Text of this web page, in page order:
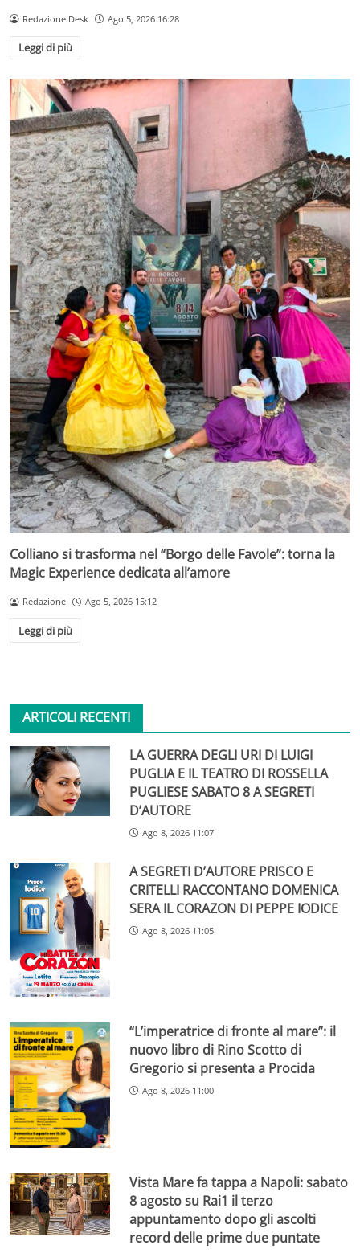
Redazione Desk Ago 5, 2026 16:28
Leggi di più
Colliano si trasforma nel “Borgo delle Favole”: torna la
Magic Experience dedicata all’amore
Redazione Ago 5, 2026 15:12
Leggi di più
ARTICOLI RECENTI
LA GUERRA DEGLI URI DI LUIGI
PUGLIA E IL TEATRO DI ROSSELLA
PUGLIESE SABATO 8 A SEGRETI
D’AUTORE
Ago 8, 2026 11:07
A SEGRETI D’AUTORE PRISCO E
CRITELLI RACCONTANO DOMENICA
SERA IL CORAZON DI PEPPE IODICE
Ago 8, 2026 11:05
“L’imperatrice di fronte al mare”: il
nuovo libro di Rino Scotto di
Gregorio si presenta a Procida
Ago 8, 2026 11:00
Vista Mare fa tappa a Napoli: sabato
8 agosto su Rai1 il terzo
appuntamento dopo gli ascolti
record delle prime due puntate